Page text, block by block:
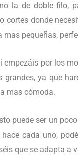
la de doble filo,
cortes donde
mas pequeñas,
empezáis por los
grandes, ya que
mas cómoda.
puede ser un
cada uno,
que se adapta a